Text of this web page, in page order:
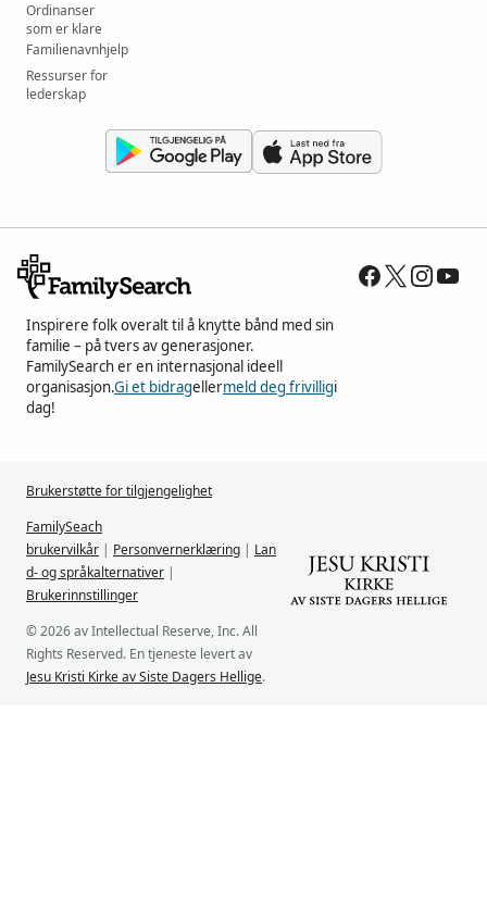
Ordinanser
som er klare
Familienavnhjelp
Ressurser for
lederskap
Inspirere folk overalt til å knytte bånd med sin
familie – på tvers av generasjoner.
FamilySearch er en internasjonal ideell
organisasjon.Gi et bidragellermeld deg frivilligi
dag!
Brukerstøtte for tilgjengelighet
FamilySeach
brukervilkår | Personvernerklæring | Lan
d- og språkalternativer |
Brukerinnstillinger
© 2026 av Intellectual Reserve, Inc. All
Rights Reserved. En tjeneste levert av
Jesu Kristi Kirke av Siste Dagers Hellige.